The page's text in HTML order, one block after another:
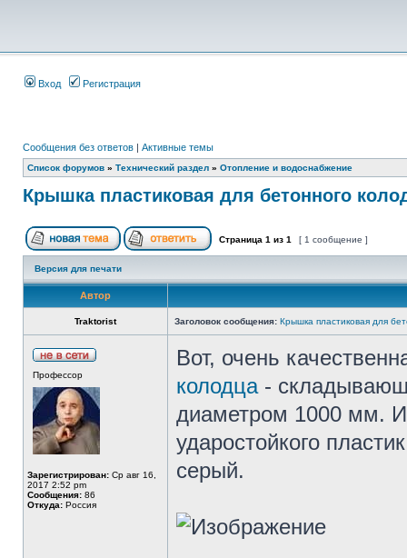
Вход Регистрация
Сообщения без ответов | Активные темы
Список форумов » Технический раздел » Отопление и водоснабжение
Крышка пластиковая для бетонного
Страница 1 из 1 [ 1 сообщение ]
Версия для печати
Автор
Traktorist Заголовок сообщения: Крышка пластиковая для
Профессор
Зарегистрирован: Ср авг 16,
2017 2:52 pm
Сообщения: 86
Откуда: Россия
Вот, очень
колодца-
диаметром 1000 мм.
ударостойкого
серый.